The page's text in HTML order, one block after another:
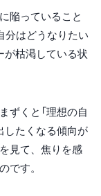
に陥っていること
分はどうなりたい
が枯渇している状
ずくと「理想の自
したくなる傾向が
見て、焦りを感
です。